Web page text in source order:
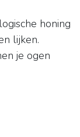
honing
lijken.
je ogen